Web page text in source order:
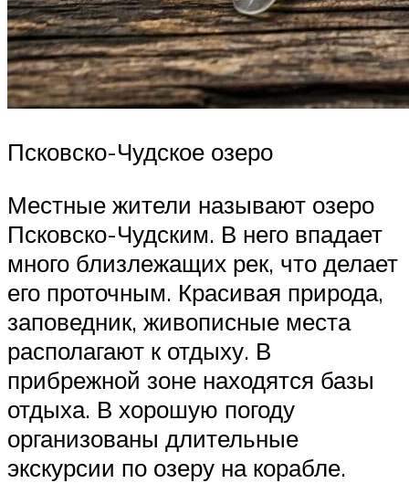
Псковско-Чудское озеро
Местные жители называют озеро
Псковско-Чудским. В него впадает
много близлежащих рек, что делает
его проточным. Красивая природа,
заповедник, живописные места
располагают к отдыху. В
прибрежной зоне находятся базы
отдыха. В хорошую погоду
организованы длительные
экскурсии по озеру на корабле.